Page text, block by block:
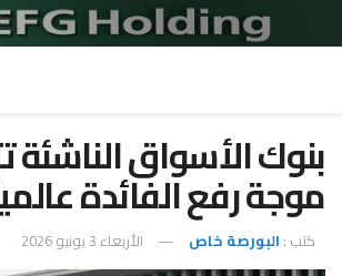
بنوك الأسواق الناشئة
موجة رفع الفائدة
كتب : البورصة خاص الأربعاء 3 يونيو 2026